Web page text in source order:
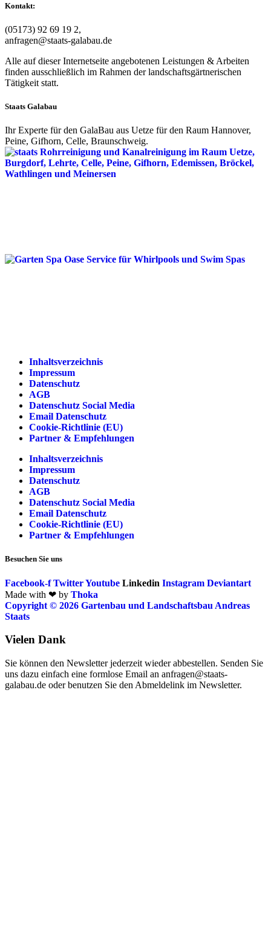
Kontakt:
(05173) 92 69 19 2,
anfragen@staats-galabau.de
Alle auf dieser Internetseite angebotenen Leistungen & Arbeiten
finden ausschließlich im Rahmen der landschaftsgärtnerischen
Tätigkeit statt.
Staats Galabau
Ihr Experte für den GalaBau aus Uetze für den Raum Hannover,
Peine, Gifhorn, Celle, Braunschweig.
Inhaltsverzeichnis
Impressum
Datenschutz
AGB
Datenschutz Social Media
Email Datenschutz
Cookie-Richtlinie (EU)
Partner & Empfehlungen
Inhaltsverzeichnis
Impressum
Datenschutz
AGB
Datenschutz Social Media
Email Datenschutz
Cookie-Richtlinie (EU)
Partner & Empfehlungen
Besuchen Sie uns
Facebook-f TwitterYoutube Linkedin Instagram Deviantart
Made with ❤ by Thoka
Copyright © 2026 Gartenbau und Landschaftsbau Andreas
Staats
Vielen Dank
Sie können den Newsletter jederzeit wieder abbestellen. Senden Sie
uns dazu einfach eine formlose Email an anfragen@staats-
galabau.de oder benutzen Sie den Abmeldelink im Newsletter.